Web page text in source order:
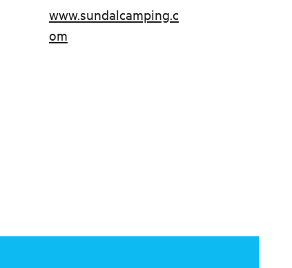
www.sundalcamping.c
om